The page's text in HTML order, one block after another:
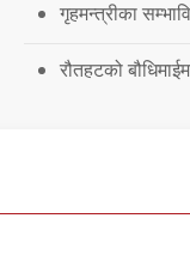
गृहमन्त्रीका
रौतहटको